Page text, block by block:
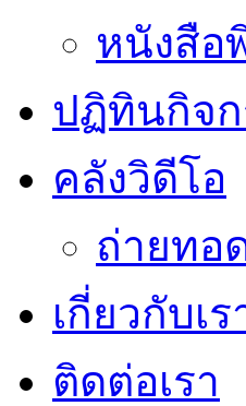
หนังสือ
ปฏิทินกิจก
คลังวิดีโอ
ถ่ายทอ
เกี่ยวกับเร
ติดต่อเรา